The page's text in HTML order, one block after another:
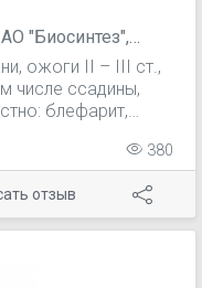
"Биосинтез",
Випс-Мед,
ожоги II – III ст.,
числе ссадины,
блефарит,
острый
гингивит.
380
отзыв